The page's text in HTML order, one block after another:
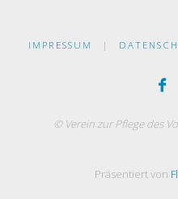
IMPRESSUM |
© Verein zur Pflege des
Präsentiert von